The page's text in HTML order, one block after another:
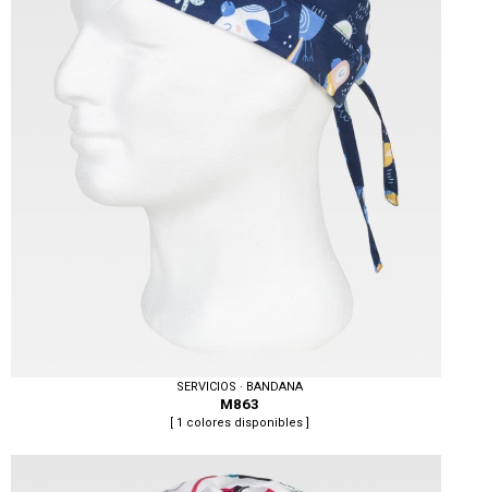
SERVICIOS · BANDANA
M863
[ 1 colores disponibles ]